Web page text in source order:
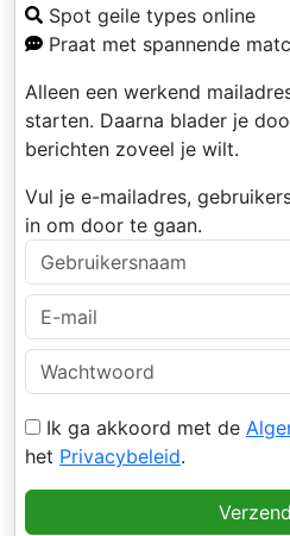
Spot geile types online
Praat met spannende
Alleen een werkend
starten. Daarna blader je
berichten zoveel je wilt.
Vul je e-mailadres,
in om door te gaan.
Ik ga akkoord met de
het Privacybeleid.